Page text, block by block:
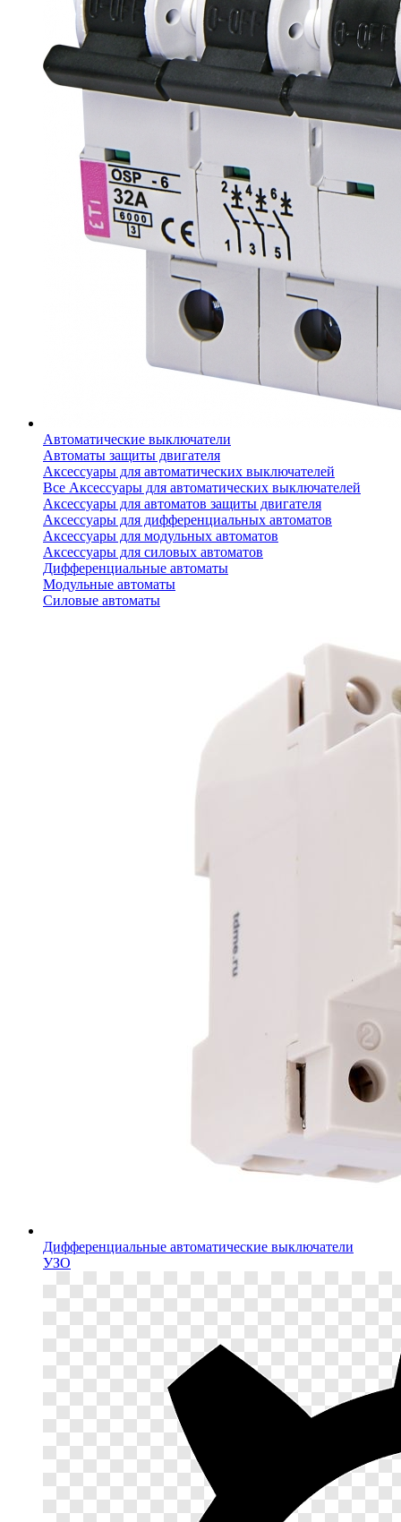
Автоматические выключатели
Автоматы защиты двигателя
Аксессуары для автоматических выключателей
Все Аксессуары для автоматических выключателей
Аксессуары для автоматов защиты двигателя
Аксессуары для дифференциальных автоматов
Аксессуары для модульных автоматов
Аксессуары для силовых автоматов
Дифференциальные автоматы
Модульные автоматы
Силовые автоматы
Дифференциальные автоматические выключатели
УЗО